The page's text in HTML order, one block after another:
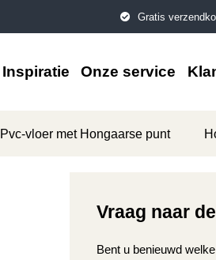
Gratis
Inspiratie Onze service
Pvc-vloer met Hongaarse punt
Vraag naar
Bent u benieuwd